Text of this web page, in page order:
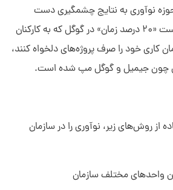
نوآوری به نتایج چشمگیری دست
یافته‌اند. برای مثال، سیاست «۲۰ درصد زمان» در گوگل که به کارکنان
کاری خود را صرف پروژه‌های دلخواه کنند،
چون جیمیل و گوگل مپ شده است.
از روش‌های زیر، نوآوری را در سازمان
واحدهای مختلف سازمان